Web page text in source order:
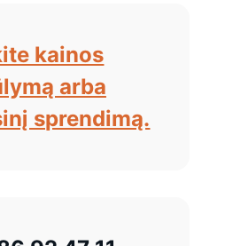
kainos
arba
sprendimą.